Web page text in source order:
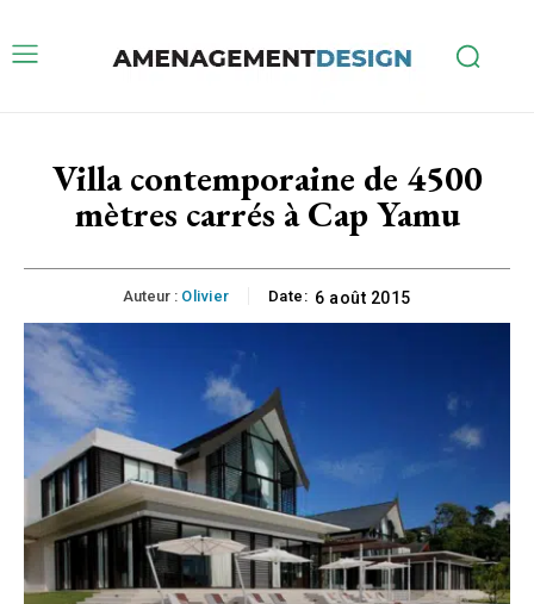
Villa contemporaine de 4500
mètres carrés à Cap Yamu
Auteur : Olivier Date: 6 août 2015